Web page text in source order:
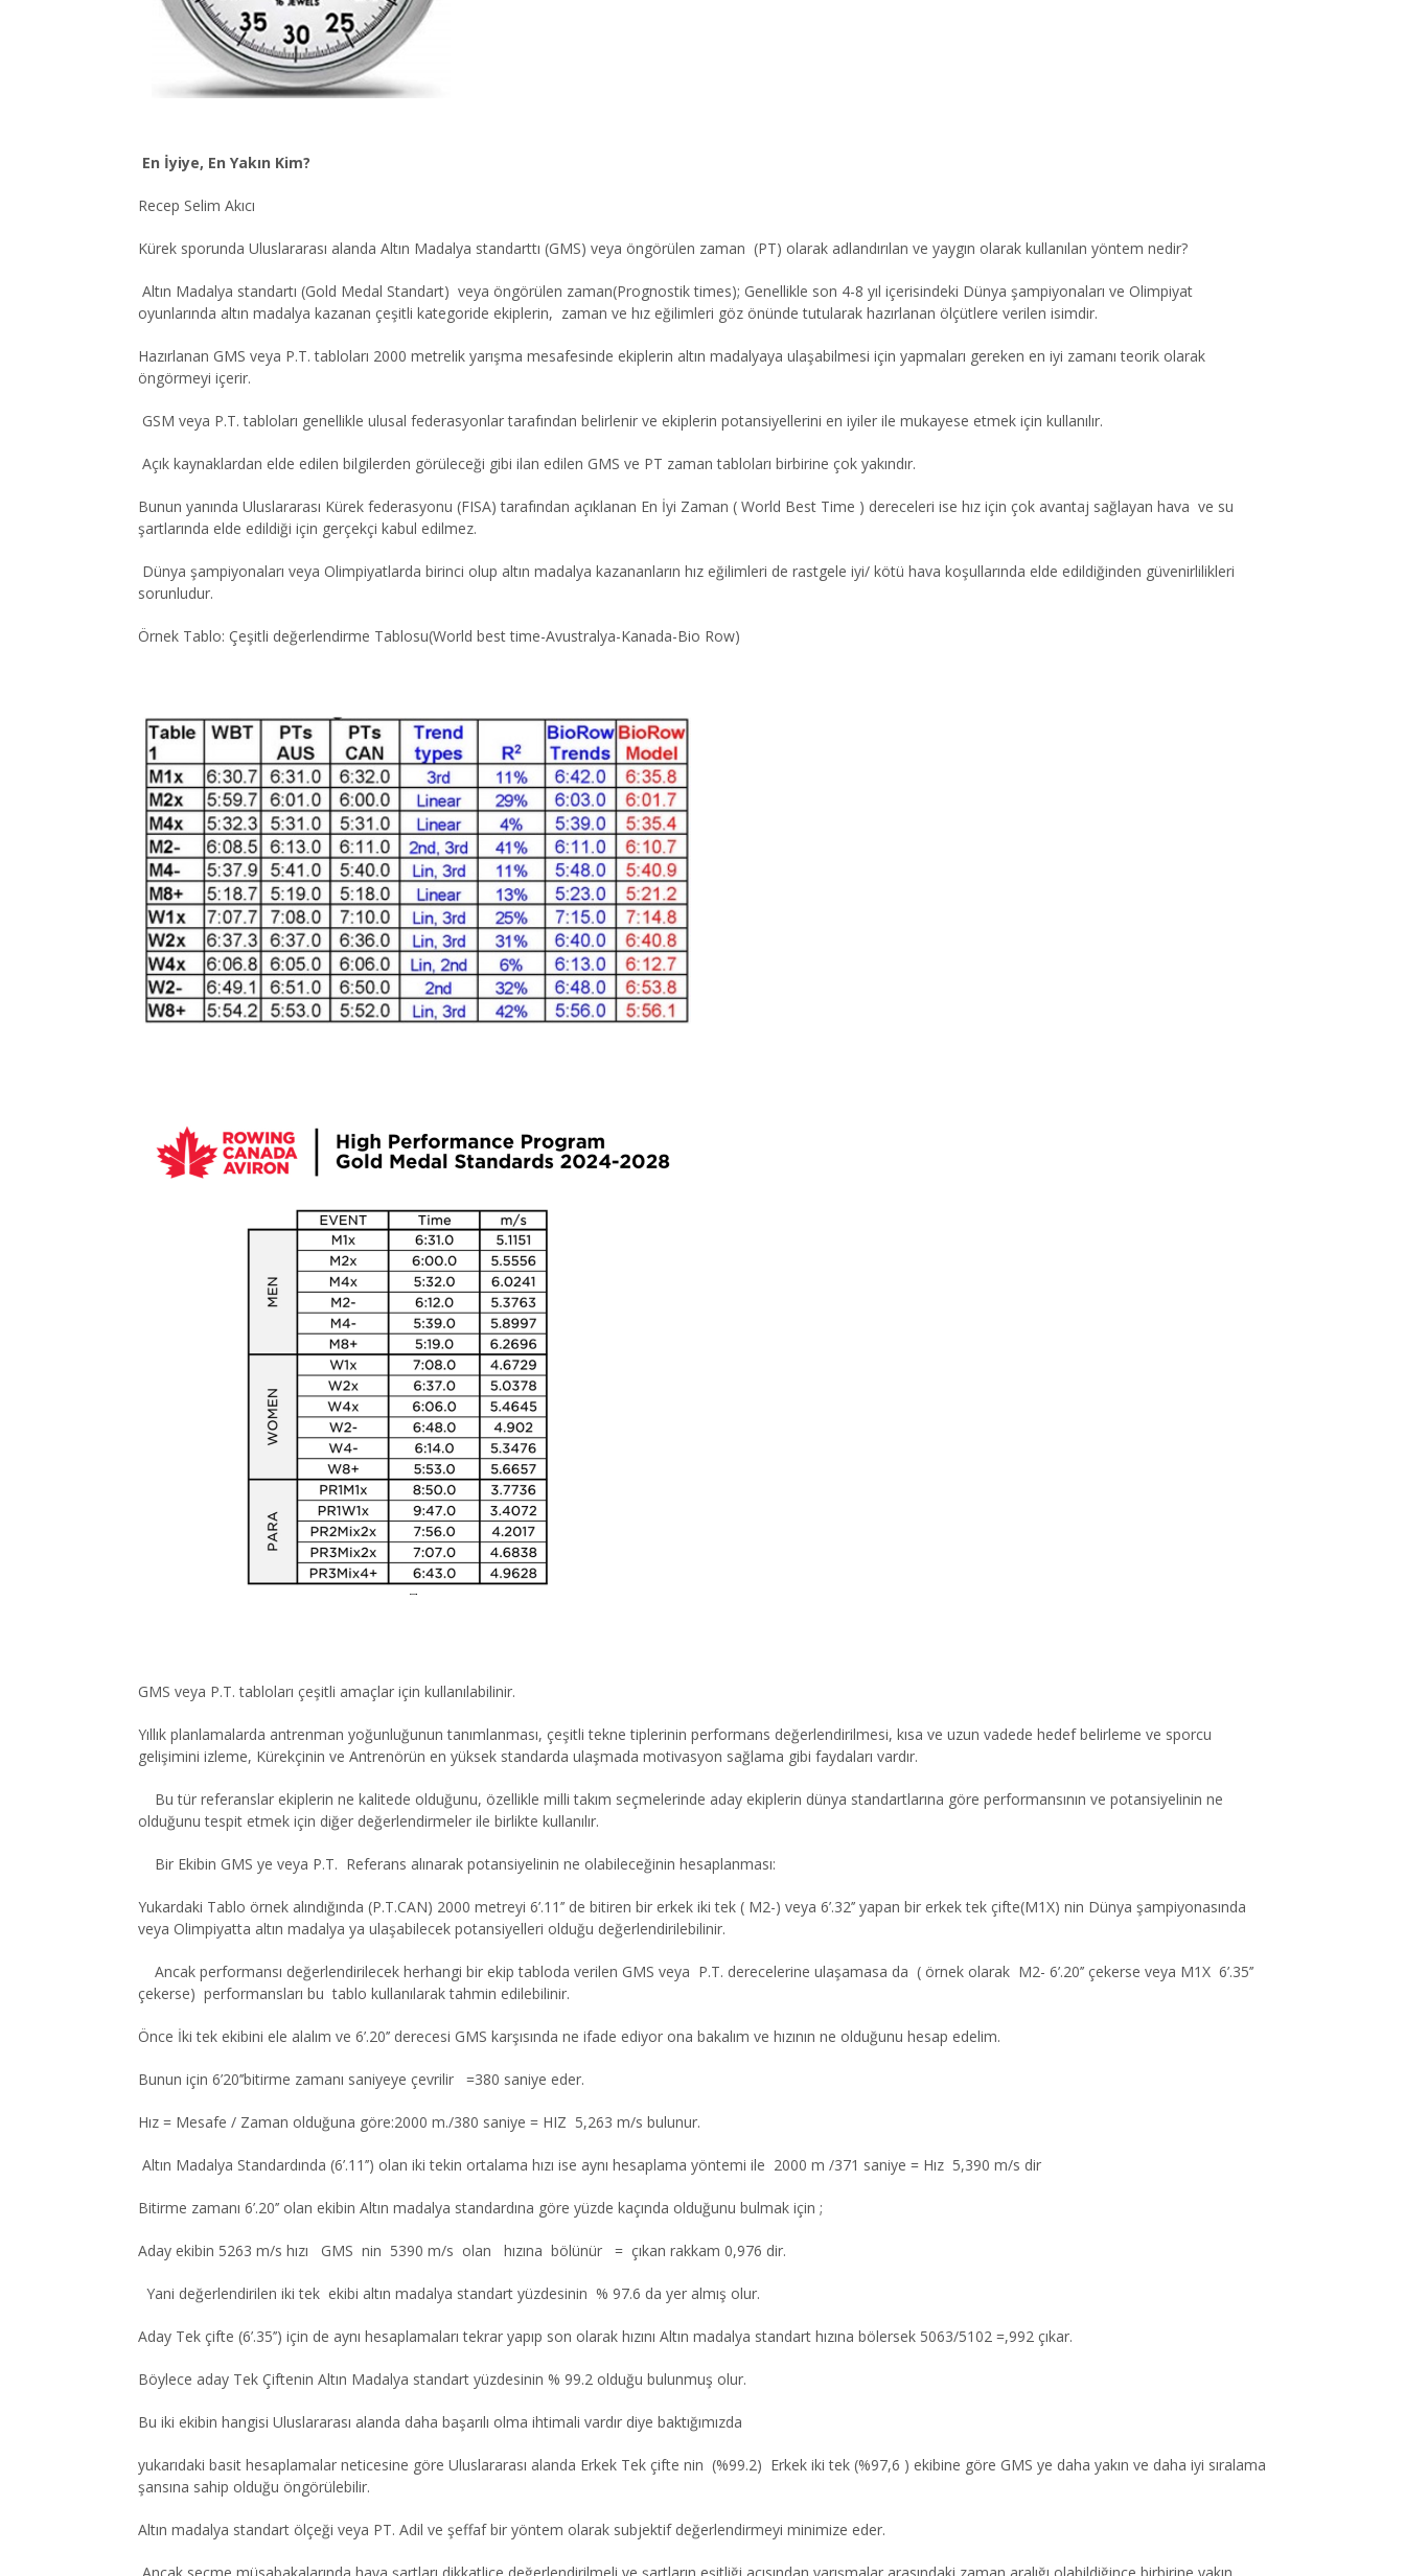
En İyiye, En Yakın Kim?
Recep Selim Akıcı
Kürek sporunda Uluslararası alanda Altın Madalya standarttı (GMS) veya öngörülen zaman (PT) olarak adlandırılan ve yaygın olarak kullanılan yöntem nedir?
Altın Madalya standartı (Gold Medal Standart) veya öngörülen zaman(Prognostik times); Genellikle son 4-8 yıl içerisindeki Dünya şampiyonaları ve Olimpiyat
oyunlarında altın madalya kazanan çeşitli kategoride ekiplerin, zaman ve hız eğilimleri göz önünde tutularak hazırlanan ölçütlere verilen isimdir.
Hazırlanan GMS veya P.T. tabloları 2000 metrelik yarışma mesafesinde ekiplerin altın madalyaya ulaşabilmesi için yapmaları gereken en iyi zamanı teorik olarak
öngörmeyi içerir.
GSM veya P.T. tabloları genellikle ulusal federasyonlar tarafından belirlenir ve ekiplerin potansiyellerini en iyiler ile mukayese etmek için kullanılır.
Açık kaynaklardan elde edilen bilgilerden görüleceği gibi ilan edilen GMS ve PT zaman tabloları birbirine çok yakındır.
Bunun yanında Uluslararası Kürek federasyonu (FISA) tarafından açıklanan En İyi Zaman ( World Best Time ) dereceleri ise hız için çok avantaj sağlayan hava ve su
şartlarında elde edildiği için gerçekçi kabul edilmez.
Dünya şampiyonaları veya Olimpiyatlarda birinci olup altın madalya kazananların hız eğilimleri de rastgele iyi/ kötü hava koşullarında elde edildiğinden güvenirlilikleri
sorunludur.
Örnek Tablo: Çeşitli değerlendirme Tablosu(World best time-Avustralya-Kanada-Bio Row)
GMS veya P.T. tabloları çeşitli amaçlar için kullanılabilinir.
Yıllık planlamalarda antrenman yoğunluğunun tanımlanması, çeşitli tekne tiplerinin performans değerlendirilmesi, kısa ve uzun vadede hedef belirleme ve sporcu
gelişimini izleme, Kürekçinin ve Antrenörün en yüksek standarda ulaşmada motivasyon sağlama gibi faydaları vardır.
Bu tür referanslar ekiplerin ne kalitede olduğunu, özellikle milli takım seçmelerinde aday ekiplerin dünya standartlarına göre performansının ve potansiyelinin ne
olduğunu tespit etmek için diğer değerlendirmeler ile birlikte kullanılır.
Bir Ekibin GMS ye veya P.T. Referans alınarak potansiyelinin ne olabileceğinin hesaplanması:
Yukardaki Tablo örnek alındığında (P.T.CAN) 2000 metreyi 6’.11’’ de bitiren bir erkek iki tek ( M2-) veya 6’.32’’ yapan bir erkek tek çifte(M1X) nin Dünya şampiyonasında
veya Olimpiyatta altın madalya ya ulaşabilecek potansiyelleri olduğu değerlendirilebilinir.
Ancak performansı değerlendirilecek herhangi bir ekip tabloda verilen GMS veya P.T. derecelerine ulaşamasa da ( örnek olarak M2- 6’.20’’ çekerse veya M1X 6’.35’’
çekerse) performansları bu tablo kullanılarak tahmin edilebilinir.
Önce İki tek ekibini ele alalım ve 6’.20’’ derecesi GMS karşısında ne ifade ediyor ona bakalım ve hızının ne olduğunu hesap edelim.
Bunun için 6’20’’bitirme zamanı saniyeye çevrilir =380 saniye eder.
Hız = Mesafe / Zaman olduğuna göre:2000 m./380 saniye = HIZ 5,263 m/s bulunur.
Altın Madalya Standardında (6’.11’’) olan iki tekin ortalama hızı ise aynı hesaplama yöntemi ile 2000 m /371 saniye = Hız 5,390 m/s dir
Bitirme zamanı 6’.20’’ olan ekibin Altın madalya standardına göre yüzde kaçında olduğunu bulmak için ;
Aday ekibin 5263 m/s hızı GMS nin 5390 m/s olan hızına bölünür = çıkan rakkam 0,976 dir.
Yani değerlendirilen iki tek ekibi altın madalya standart yüzdesinin % 97.6 da yer almış olur.
Aday Tek çifte (6’.35’’) için de aynı hesaplamaları tekrar yapıp son olarak hızını Altın madalya standart hızına bölersek 5063/5102 =,992 çıkar.
Böylece aday Tek Çiftenin Altın Madalya standart yüzdesinin % 99.2 olduğu bulunmuş olur.
Bu iki ekibin hangisi Uluslararası alanda daha başarılı olma ihtimali vardır diye baktığımızda
yukarıdaki basit hesaplamalar neticesine göre Uluslararası alanda Erkek Tek çifte nin (%99.2) Erkek iki tek (%97,6 ) ekibine göre GMS ye daha yakın ve daha iyi sıralama
şansına sahip olduğu öngörülebilir.
Altın madalya standart ölçeği veya PT. Adil ve şeffaf bir yöntem olarak subjektif değerlendirmeyi minimize eder.
Ancak seçme müsabakalarında hava şartları dikkatlice değerlendirilmeli ve şartların eşitliği açısından yarışmalar arasındaki zaman aralığı olabildiğince birbirine yakın